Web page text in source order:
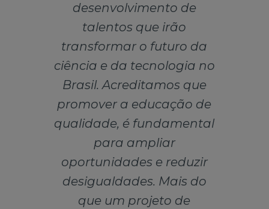
desenvolvimento de
talentos que irão
transformar o futuro da
ciência e da tecnologia no
Brasil. Acreditamos que
promover a educação de
qualidade, é fundamental
para ampliar
oportunidades e reduzir
desigualdades. Mais do
que um projeto de